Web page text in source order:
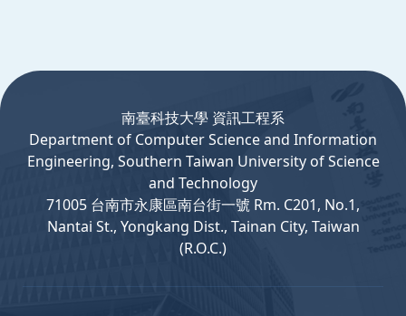
南臺科技大學 資訊工程系
Departmentof ComputerScience and Information
Engineering, Southern Taiwan University of Science
and Technology
71005 台南市永康區南台街一號 Rm. C201, No.1,
Nantai St., Yongkang Dist., Tainan City, Taiwan
(R.O.C.)